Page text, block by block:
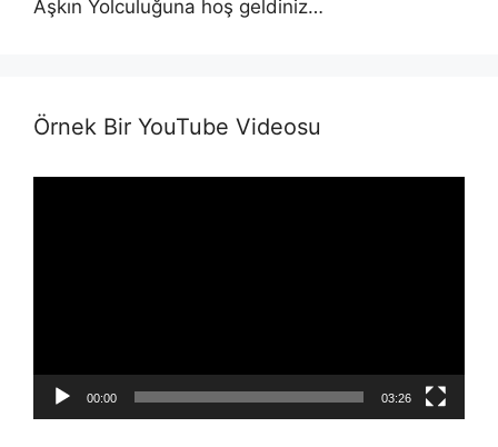
Aşkın Yolculuğuna hoş geldiniz…
Örnek Bir YouTube Videosu
00:00 03:26